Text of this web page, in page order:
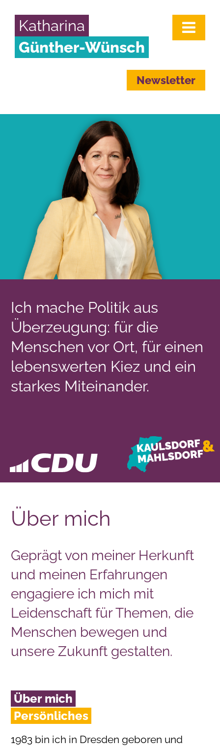
Katharina
Günther-Wünsch
Newsletter
Ich mache Politik aus
Überzeugung: für die
Menschen vor Ort, für einen
lebenswerten Kiez und ein
starkes Miteinander.
Über mich
Geprägt von meiner Herkunft
und meinen Erfahrungen
engagiere ich mich mit
Leidenschaft für Themen, die
Menschen bewegen und
unsere Zukunft gestalten.
Über mich
Persönliches
1983 bin ich in Dresden geboren und